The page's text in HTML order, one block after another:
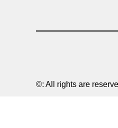
©: All rights are